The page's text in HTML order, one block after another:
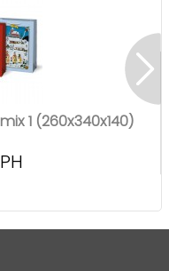
1 (260x340x140)